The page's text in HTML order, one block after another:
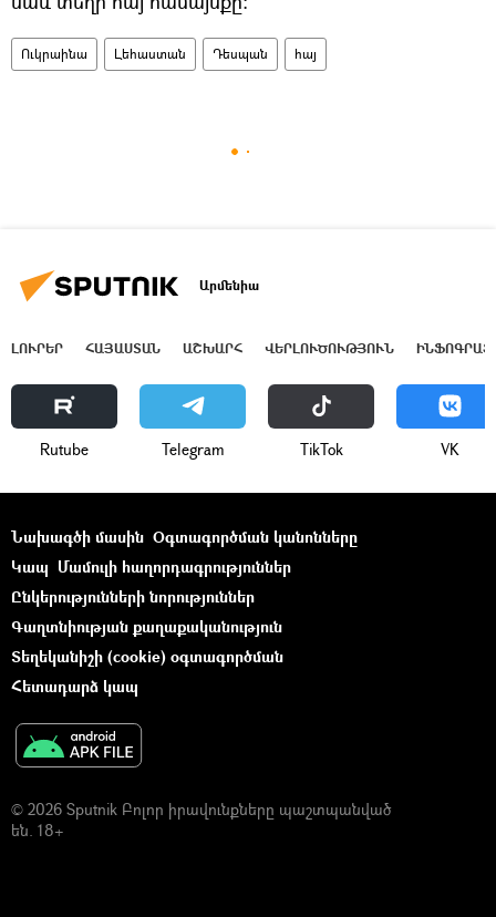
Ուկրաինա Լեհաստան Դեսպան հայ
Արմենիա
ԼՈՒՐԵՐ ՀԱՅԱՍՏԱՆ ԱՇԽԱՐՀ ՎԵՐԼՈՒԾՈՒԹՅՈՒՆ
Rutube Telegram ТikТоk VK
Նախագծի մասին Օգտագործման կանոնները
Կապ Մամուլի հաղորդագրություններ
Ընկերությունների նորություններ
Գաղտնիության քաղաքականություն
Տեղեկանիշի (cookie) օգտագործման
Հետադարձ կապ
© 2026 Sputnik Բոլոր իրավունքները պաշտպանված
են. 18+